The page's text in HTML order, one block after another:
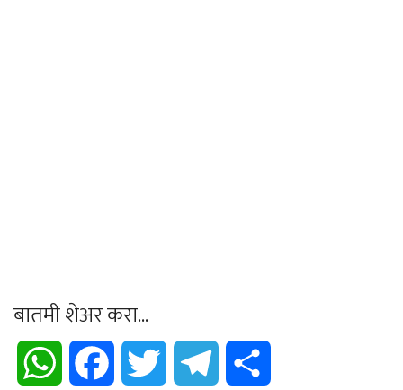
बातमी शेअर करा...
WhatsApp Facebook Twitter Telegram